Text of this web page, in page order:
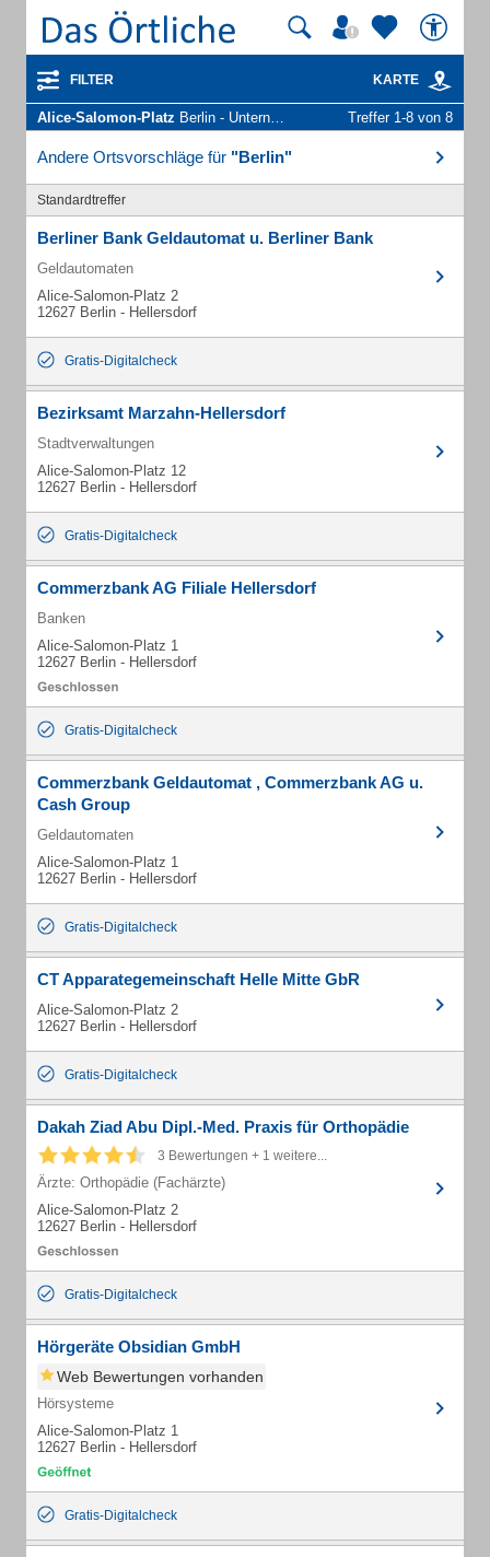
FILTER KARTE
Alice-Salomon-Platz Berlin - Unternehmen und Personen Treffer 1-8 von 8
Andere Ortsvorschläge für "Berlin"
Standardtreffer
Berliner Bank Geldautomat u. Berliner Bank
Geldautomaten
Alice-Salomon-Platz 2
12627 Berlin - Hellersdorf
Gratis-Digitalcheck
Bezirksamt Marzahn-Hellersdorf
Stadtverwaltungen
Alice-Salomon-Platz 12
12627 Berlin - Hellersdorf
Gratis-Digitalcheck
Commerzbank AG Filiale Hellersdorf
Banken
Alice-Salomon-Platz 1
12627 Berlin - Hellersdorf
Gratis-Digitalcheck
Commerzbank Geldautomat , Commerzbank AG u.
Cash Group
Geldautomaten
Alice-Salomon-Platz 1
12627 Berlin - Hellersdorf
Gratis-Digitalcheck
CT Apparategemeinschaft Helle Mitte GbR
Alice-Salomon-Platz 2
12627 Berlin - Hellersdorf
Gratis-Digitalcheck
Dakah Ziad Abu Dipl.-Med. Praxis für Orthopädie
3 Bewertungen + 1 weitere...
Ärzte: Orthopädie (Fachärzte)
Alice-Salomon-Platz 2
12627 Berlin - Hellersdorf
Gratis-Digitalcheck
Hörgeräte Obsidian GmbH
Web Bewertungen vorhanden
Hörsysteme
Alice-Salomon-Platz 1
12627 Berlin - Hellersdorf
Gratis-Digitalcheck